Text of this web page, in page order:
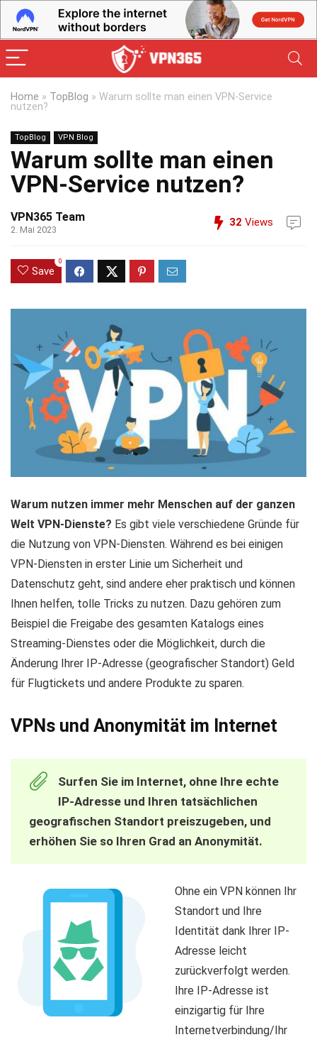
Home » TopBlog » Warum sollte man einen VPN-Service
nutzen?
TopBlog VPN Blog
Warum sollte man einen
VPN-Service nutzen?
VPN365 Team
2. Mai 2023
32 Views
Save
0
Warum nutzen immer mehr Menschen auf der ganzen
Welt VPN-Dienste? Es gibt viele verschiedene Gründe für
die Nutzung von VPN-Diensten. Während es bei einigen
VPN-Diensten in erster Linie um Sicherheit und
Datenschutz geht, sind andere eher praktisch und können
Ihnen helfen, tolle Tricks zu nutzen. Dazu gehören zum
Beispiel die Freigabe des gesamten Katalogs eines
Streaming-Dienstes oder die Möglichkeit, durch die
Änderung Ihrer IP-Adresse (geografischer Standort) Geld
für Flugtickets und andere Produkte zu sparen.
VPNs und Anonymität im Internet
Surfen Sie im Internet, ohne Ihre echte
IP-Adresse und Ihren tatsächlichen
geografischen Standort preiszugeben, und
erhöhen Sie so Ihren Grad an Anonymität.
Ohne ein VPN können Ihr
Standort und Ihre
Identität dank Ihrer IP-
Adresse leicht
zurückverfolgt werden.
Ihre IP-Adresse ist
einzigartig für Ihre
Internetverbindung/Ihr